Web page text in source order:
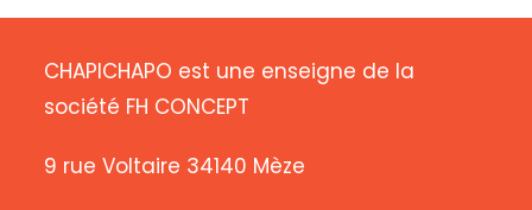
CHAPICHAPO est une enseigne de la
société FH CONCEPT
9 rue Voltaire 34140 Mèze